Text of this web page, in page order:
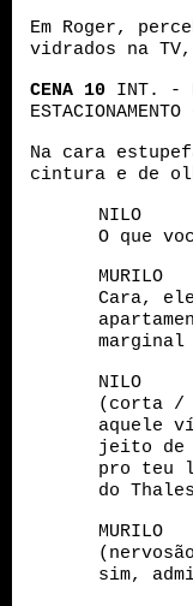
Em Roger,
vidrados na
CENA 10 INT. -
Na cara
cintura e de
NILO
O que
MURILO
Cara,
NILO
(corta /
aquele
jeito de
pro teu
do
MURILO
sim,